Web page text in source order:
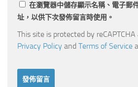
在瀏覽器中儲存顯示名稱、電子郵
址，以供下次發佈留言時使用。
This site is protected by
Privacy Policy and Terms of Service